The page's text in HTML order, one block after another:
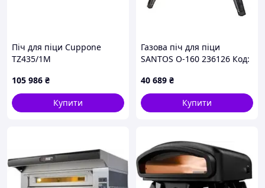
Піч для піци Cuppone
TZ435/1M
105 986 ₴
Купити
Газова піч для піци
SANTOS O-160 236126 Код:
40 689 ₴
Купити